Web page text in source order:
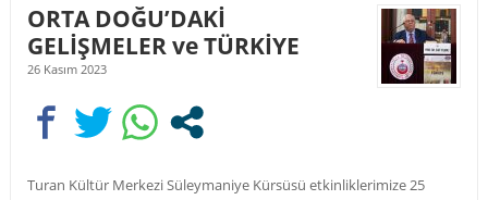
ORTA DOĞU’DAKİ
GELİŞMELER ve TÜRKİYE
26 Kasım 2023
Turan Kültür Merkezi Süleymaniye Kürsüsü etkinliklerimize 25